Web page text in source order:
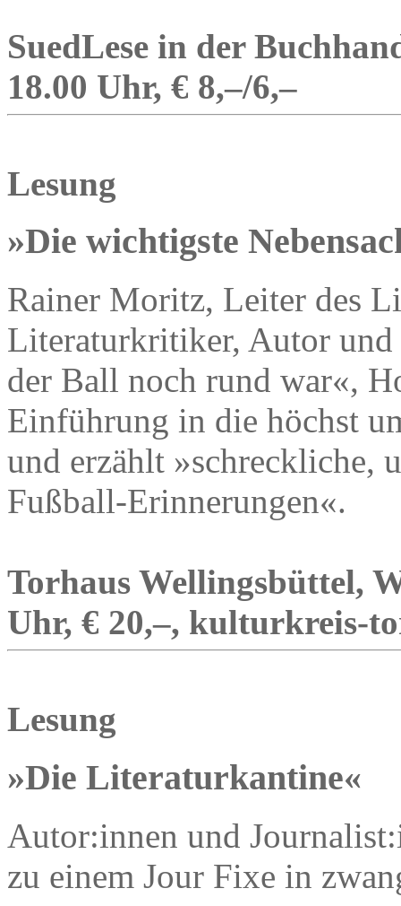
SuedLese in der
18.00 Uhr, € 8,–/6,–
Lesung
»Die wichtigste
Rainer Moritz, Leiter des
Literaturkritiker, Autor
der Ball noch rund war«,
Einführung in die höchst
und erzählt »schreckliche,
Fußball-Erinnerungen«.
Torhaus Wellingsbüttel,
Uhr, € 20,–, kulturkreis-
Lesung
»Die Literaturkantine«
Autor:innen und
zu einem Jour Fixe in